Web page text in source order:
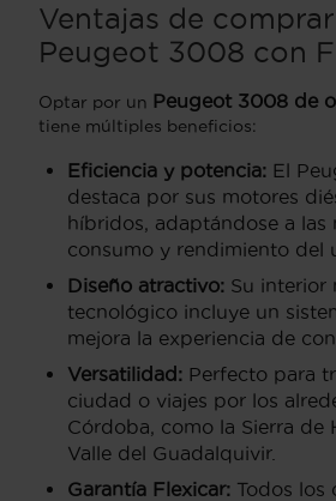
Ventajas de
Peugeot 3008 con
Optar por un Peugeot 3008 de
tiene múltiples beneficios:
Eficiencia y potencia: El
destaca por sus motores
híbridos, adaptándose a las
consumo y rendimiento del
Diseño atractivo: Su interior
tecnológico incluye un
mejora la experiencia de
Versatilidad: Perfecto para
ciudad o viajes por los
Córdoba, como la Sierra de
Valle del Guadalquivir.
Garantía Flexicar: Todos los